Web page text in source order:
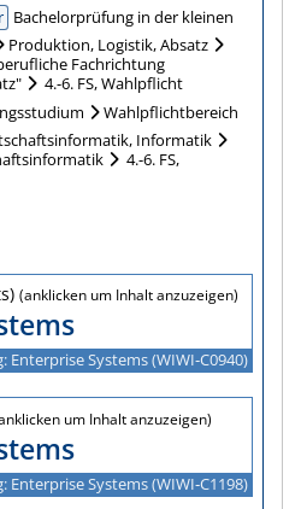
Bachelorprüfung in der kleinen
Produktion, Logistik, Absatz
Fachrichtung
4.-6. FS, Wahlpflicht
Wahlpflichtbereich
Informatik
4.-6. FS,
Enterprise Systems (WIWI‑C0940)
Enterprise Systems (WIWI‑C1198)